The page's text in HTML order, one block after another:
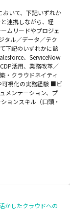
いて、下記いずれか
連携しながら、経
ムリードやプロジェ
タル／データ／テク
下記のいずれかに該
、ServiceNow
活用、業務改革／
・クラウドネイティ
視化の実務経験 ■ビ
メンテーション、プ
ョンスキル（口頭・
かしたクラウドへの